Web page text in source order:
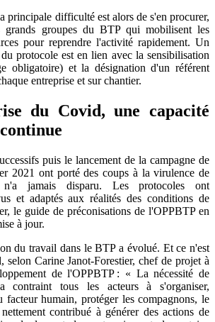
principale difficulté est alors de s'en procurer,
groupes du BTP qui mobilisent les
pour reprendre l'activité rapidement. Un
protocole est en lien avec la sensibilisation
obligatoire) et la désignation d'un référent
entreprise et sur chantier.
du Covid, une capacité
puis le lancement de la campagne de
2021 ont porté des coups à la virulence de
n'a jamais disparu. Les protocoles ont
et adaptés aux réalités des conditions de
le guide de préconisations de l'OPPBTP en
à jour.
du travail dans le BTP a évolué. Et ce n'est
selon Carine Janot-Forestier, chef de projet à
de l'OPPBTP : « La nécessité de
contraint tous les acteurs à s'organiser,
facteur humain, protéger les compagnons, le
contribué à générer des actions de